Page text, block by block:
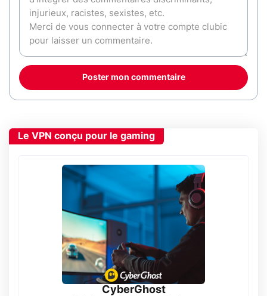
Poster mon commentaire
Le VPN conçu pour le gaming
CyberGhost